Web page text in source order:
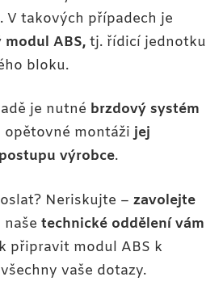
V takových případech je
modul ABS, tj. řídicí jednotku
bloku.
je nutné brzdový systém
opětovné montáži jej
výrobce.
Neriskujte – zavolejte
naše technické oddělení vám
připravit modul ABS k
vaše dotazy.